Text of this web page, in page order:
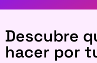
Descubre
hacer por